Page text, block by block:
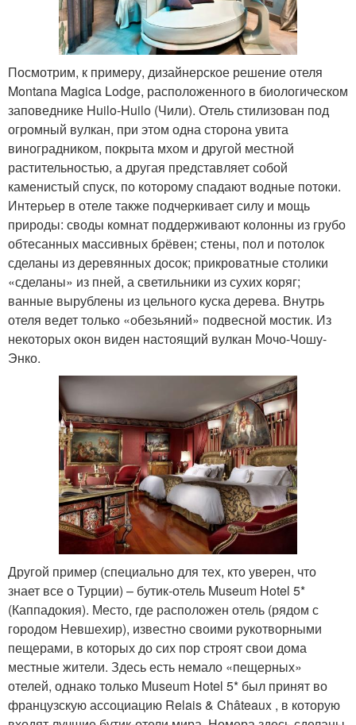
Посмотрим, к примеру, дизайнерское решение отеля
Montana Magica Lodge, расположенного в биологическом
заповеднике Huilo-Huilo (Чили). Отель стилизован под
огромный вулкан, при этом одна сторона увита
виноградником, покрыта мхом и другой местной
растительностью, а другая представляет собой
каменистый спуск, по которому спадают водные потоки.
Интерьер в отеле также подчеркивает силу и мощь
природы: своды комнат поддерживают колонны из грубо
обтесанных массивных брёвен; стены, пол и потолок
сделаны из деревянных досок; прикроватные столики
«сделаны» из пней, а светильники из сухих коряг;
ванные вырублены из цельного куска дерева. Внутрь
отеля ведет только «обезьяний» подвесной мостик. Из
некоторых окон виден настоящий вулкан Мочо-Чошу-
Энко.
Другой пример (специально для тех, кто уверен, что
знает все о Турции) – бутик-отель Museum Hotel 5*
(Каппадокия). Место, где расположен отель (рядом с
городом Невшехир), известно своими рукотворными
пещерами, в которых до сих пор строят свои дома
местные жители. Здесь есть немало «пещерных»
отелей, однако только Museum Hotel 5* был принят во
французскую ассоциацию Relais & Châteaux , в которую